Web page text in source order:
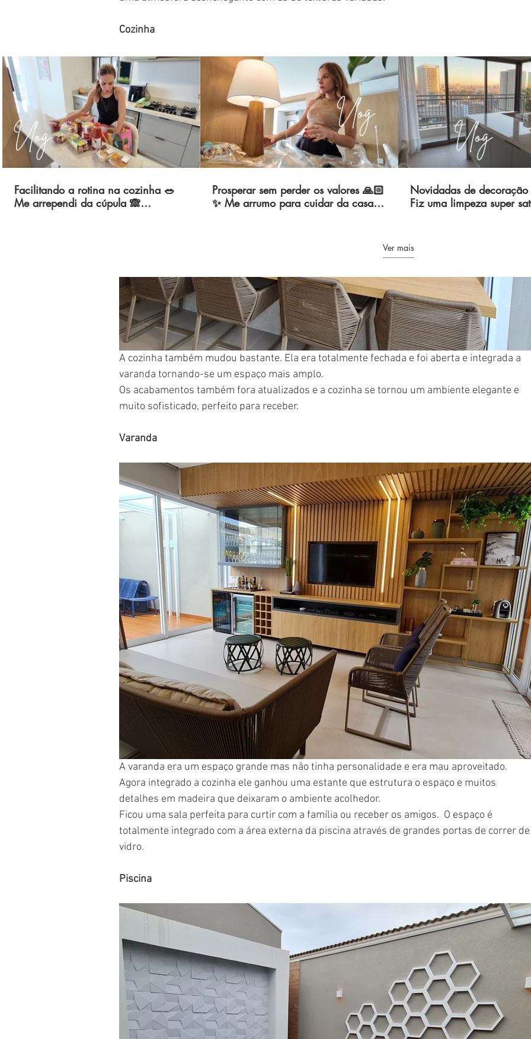
Cozinha
A cozinha também mudou bastante. Ela era totalmente fechada e foi aberta e integrada a
varanda tornando-se um espaço mais amplo.
Os acabamentos também fora atualizados e a cozinha se tornou um ambiente elegante e
muito sofisticado, perfeito para receber.
Varanda
A varanda era um espaço grande mas não tinha personalidade e era mau aproveitado.
Agora integrado a cozinha ele ganhou uma estante que estrutura o espaço e muitos
detalhes em madeira que deixaram o ambiente acolhedor.
Ficou uma sala perfeita para curtir com a família ou receber os amigos.  O espaço é
totalmente integrado com a área externa da piscina através de grandes portas de correr
vidro.
Piscina
Facilitando a rotina na cozinha 🥗
Me arrependi da cúpula 🙈
Prosperar sem perder os valores 🙏🏻
✨ Me arrumo para cuidar da casa?
Novidadas de
Fiz uma limpeza super
Ver mais